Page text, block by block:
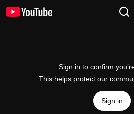
Sign in to confirm
This helps protect our
Sign in